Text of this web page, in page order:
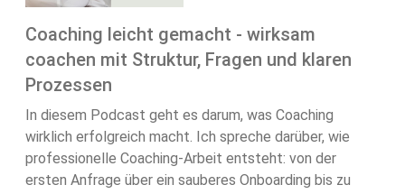
Coaching leicht gemacht - wirksam
coachen mit Struktur, Fragen und klaren
Prozessen
In diesem Podcast geht es darum, was Coaching
wirklich erfolgreich macht. Ich spreche darüber, wie
professionelle Coaching-Arbeit entsteht: von der
ersten Anfrage über ein sauberes Onboarding bis zu